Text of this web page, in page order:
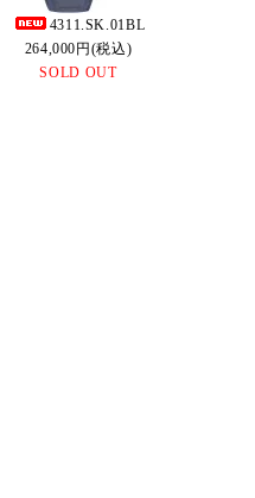
4311.SK.01BL
264,000円(税込)
SOLD OUT